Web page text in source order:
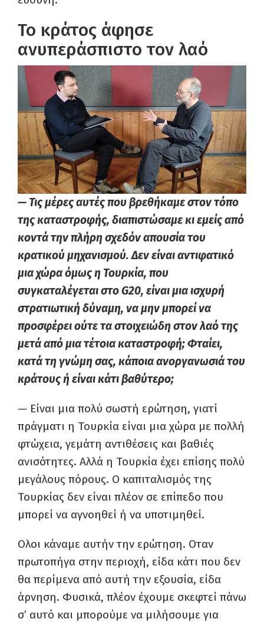
Το κράτος άφησε
ανυπεράσπιστο τον λαό
— Τις μέρες αυτές που βρεθήκαμε στον τόπο
της καταστροφής, διαπιστώσαμε κι εμείς από
κοντά την πλήρη σχεδόν απουσία του
κρατικού μηχανισμού. Δεν είναι αντιφατικό
μια χώρα όμως η Τουρκία, που
συγκαταλέγεται στο G20, είναι μια ισχυρή
στρατιωτική δύναμη, να μην μπορεί να
προσφέρει ούτε τα στοιχειώδη στον λαό της
μετά από μια τέτοια καταστροφή; Φταίει,
κατά τη γνώμη σας, κάποια ανοργανωσιά του
κράτους ή είναι κάτι βαθύτερο;
— Είναι μια πολύ σωστή ερώτηση, γιατί
πράγματι η Τουρκία είναι μια χώρα με πολλή
φτώχεια, γεμάτη αντιθέσεις και βαθιές
ανισότητες. Αλλά η Τουρκία έχει επίσης πολύ
μεγάλους πόρους. Ο καπιταλισμός της
Τουρκίας δεν είναι πλέον σε επίπεδο που
μπορεί να αγνοηθεί ή να υποτιμηθεί.
Ολοι κάναμε αυτήν την ερώτηση. Οταν
πρωτοπήγα στην περιοχή, είδα κάτι που δεν
θα περίμενα από αυτή την εξουσία, είδα
άρνηση. Φυσικά, πλέον έχουμε σκεφτεί πάνω
σ’ αυτό και μπορούμε να μιλήσουμε για